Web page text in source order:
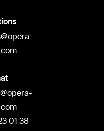
01 38